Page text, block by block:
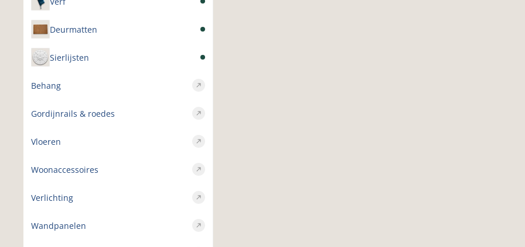
Deurmatten
Sierlijsten
Behang
Gordijnrails & roedes
Vloeren
Woonaccessoires
Verlichting
Wandpanelen